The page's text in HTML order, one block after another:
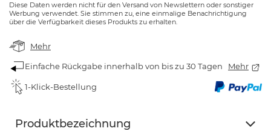
Diese Daten werden nicht für den Versand von Newslettern oder sonstiger
Werbung verwendet. Sie stimmen zu, eine einmalige Benachrichtigung
über die Verfügbarkeit dieses Produkts zu erhalten.
Mehr
Einfache Rückgabe innerhalb von bis zu 30 Tagen Mehr
1-Klick-Bestellung
Produktbezeichnung